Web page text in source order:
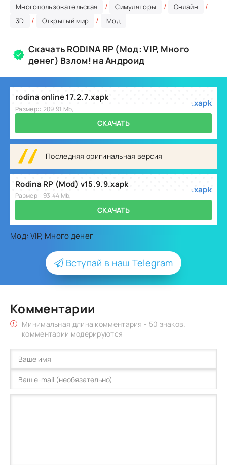
Многопользовательская / Симуляторы / Онлайн /
3D / Открытый мир / Мод
Скачать RODINA RP (Мод: VIP, Много
денег) Взлом! на Андроид
rodina online 17.2.7.xapk
Размер:: 209.91 Mb,
.xapk
СКАЧАТЬ
Последняя оригинальная версия
Rodina RP (Mod) v15.9.9.xapk
Размер:: 93.44 Mb,
.xapk
СКАЧАТЬ
Мод: VIP, Много денег
Вступай в наш Telegram
Комментарии
Минимальная длина комментария - 50 знаков.
комментарии модерируются